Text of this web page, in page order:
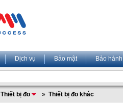
Dịch vụ Bảo mật Bảo hành
Thiết bị đo » Thiết bị đo khác